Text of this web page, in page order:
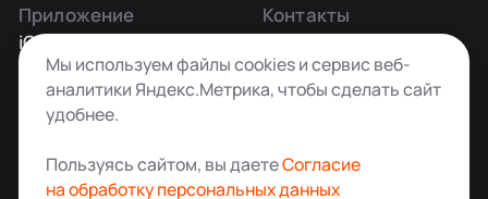
Приложение
iOS
Android
Контакты
Заказать звонок
+7 495 181-55-45
info@kladovkin.ru
Мы используем файлы cookies и сервис веб-
аналитики Яндекс.Метрика, чтобы сделать сайт
удобнее.
Пользуясь сайтом, вы даетеСогласие
на обработку персональных данных